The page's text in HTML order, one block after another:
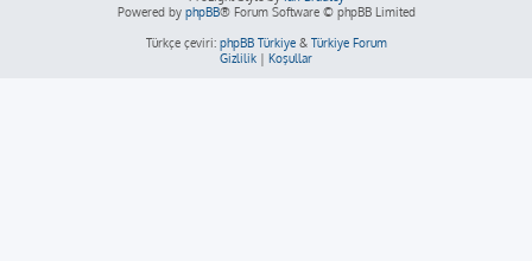
Powered by phpBB® Forum Software © phpBB Limited
Türkçe çeviri: phpBB Türkiye& Türkiye Forum
Gizlilik | Koşullar